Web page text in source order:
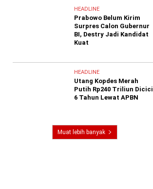
HEADLINE
Prabowo Belum Kirim
Surpres Calon Gubernur
BI, Destry Jadi Kandidat
Kuat
HEADLINE
Utang Kopdes Merah
Putih Rp240 Triliun Dicicil
6 Tahun Lewat APBN
Muat lebih banyak